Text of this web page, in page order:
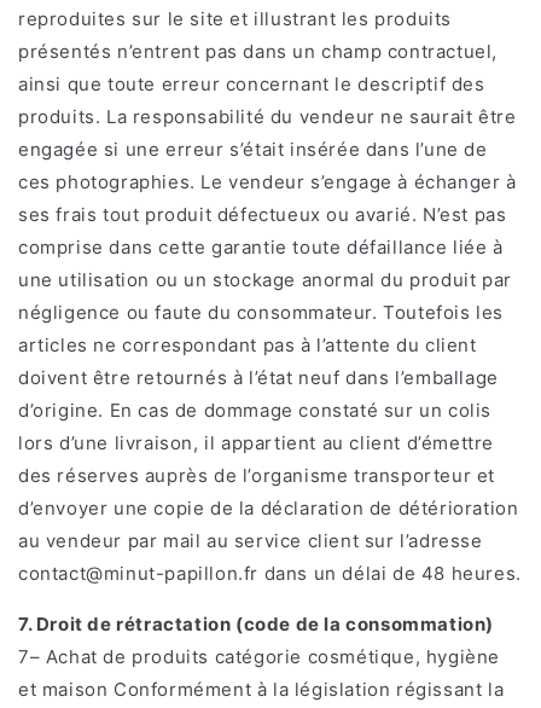
reproduites sur le site et illustrant les produits
présentés n’entrent pas dans un champ contractuel,
ainsi que toute erreur concernant le descriptif des
produits. La responsabilité du vendeur ne saurait être
engagée si une erreur s’était insérée dans l’une de
ces photographies. Le vendeur s’engage à échanger à
ses frais tout produit défectueux ou avarié. N’est pas
comprise dans cette garantie toute défaillance liée à
une utilisation ou un stockage anormal du produit par
négligence ou faute du consommateur. Toutefois les
articles ne correspondant pas à l’attente du client
doivent être retournés à l’état neuf dans l’emballage
d’origine. En cas de dommage constaté sur un colis
lors d’une livraison, il appartient au client d’émettre
des réserves auprès de l’organisme transporteur et
d’envoyer une copie de la déclaration de détérioration
au vendeur par mail au service client sur l’adresse
contact@minut-papillon.fr dans un délai de 48 heures.
7. Droit de rétractation (code de la consommation)
7– Achat de produits catégorie cosmétique, hygiène
et maison Conformément à la législation régissant la